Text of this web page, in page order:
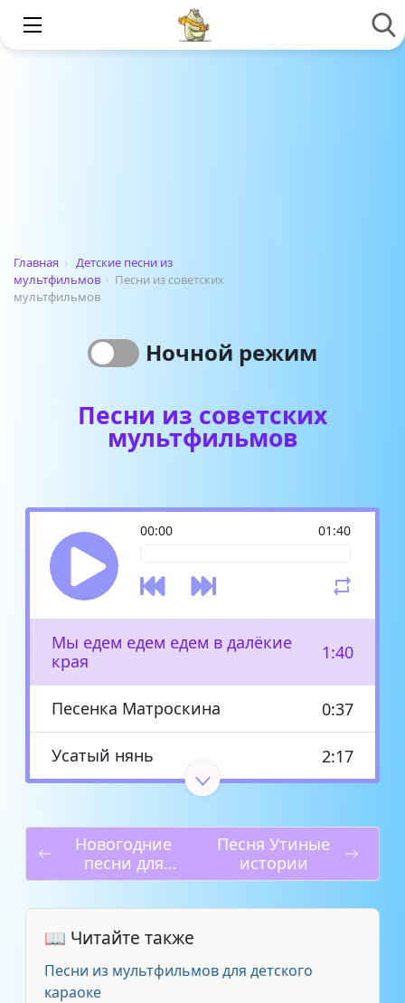
Главная › Детские песни из
мультфильмов › Песни из советских
мультфильмов
Ночной режим
Песни из советских
мультфильмов
00:00 01:40
Мы едем едем едем в далёкие
края
1:40
Песенка Матроскина 0:37
Усатый нянь 2:17
Расскажи снегурочка
Человек собаке друг 1:48
Если добрый ты
Песня Чебурашки
Новогодние
песни для
детей
Песня Утиные
истории
📖 Читайте также
Песни из мультфильмов для детского
караоке